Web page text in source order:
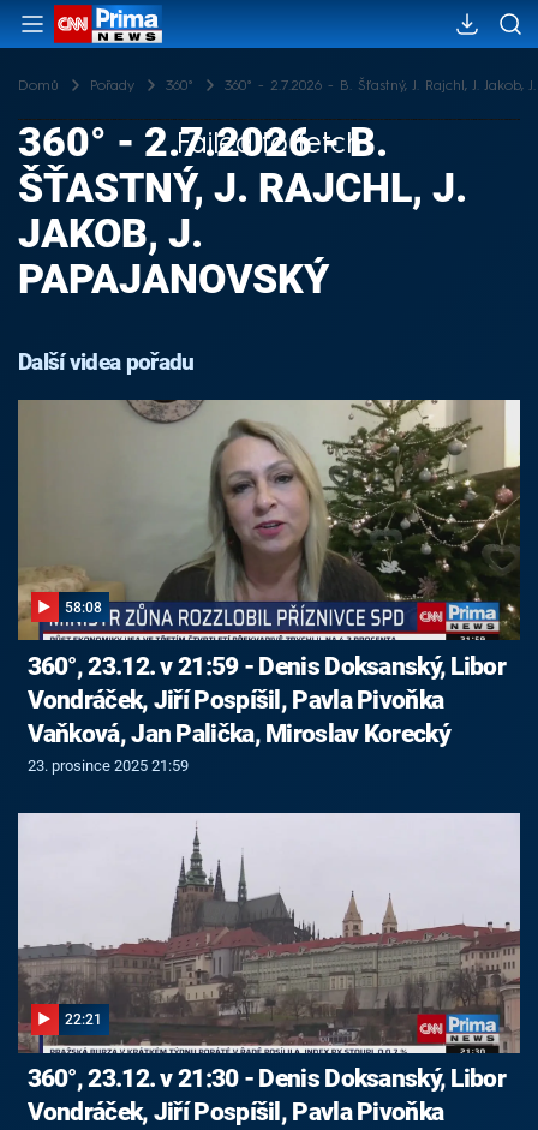
Domů Pořady 360° 360° - 2.7.2026 - B. Šťastný, J. Rajchl, J. Jakob,
Failed to fetch
360° - 2.7.2026 - B.
ŠŤASTNÝ, J. RAJCHL, J.
JAKOB, J.
PAPAJANOVSKÝ
Další videa pořadu
58:08
360°, 23.12. v 21:59 - Denis Doksanský, Libor
Vondráček, Jiří Pospíšil, Pavla Pivoňka
Vaňková, Jan Palička, Miroslav Korecký
23. prosince 2025 21:59
22:21
360°, 23.12. v 21:30 - Denis Doksanský, Libor
Vondráček, Jiří Pospíšil, Pavla Pivoňka